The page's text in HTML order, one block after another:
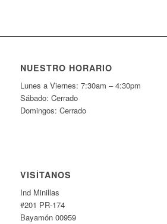
NUESTRO HORARIO
Lunes a Viernes: 7:30am – 4:30pm
Sábado: Cerrado
Domingos: Cerrado
VISÍTANOS
Ind Minillas
#201 PR-174
Bayamón 00959